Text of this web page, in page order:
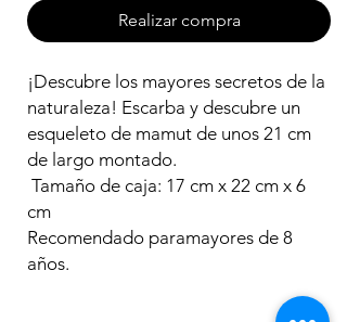
Realizar compra
¡Descubre los mayores secretos de la
naturaleza! Escarba y descubre un
esqueleto de mamut de unos 21 cm
de largo montado.
Tamaño de caja: 17 cm x 22 cm x 6
cm
Recomendado paramayores de 8
años.